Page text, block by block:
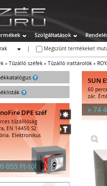
Szolgáltatások
Megszűnt termékeket
» Tűzálló széfek » Tűzálló irattárolók »
széfek
függőmappa-tárolók
és vízálló irat- és
irattárolók
irattárolók
adattárolók
adattárolók
DPE széf
tűzálllóság
EN 14450 S2
Elektronikus
055 Ft-tól
SUN
60
zár.
» 74